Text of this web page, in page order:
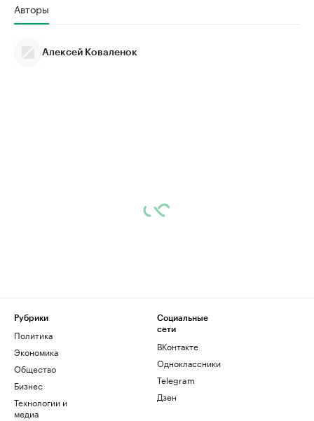
Авторы
Алексей Коваленок
Рубрики
Политика
Экономика
Общество
Бизнес
Технологии и
медиа
Социальные
сети
ВКонтакте
Одноклассники
Telegram
Дзен